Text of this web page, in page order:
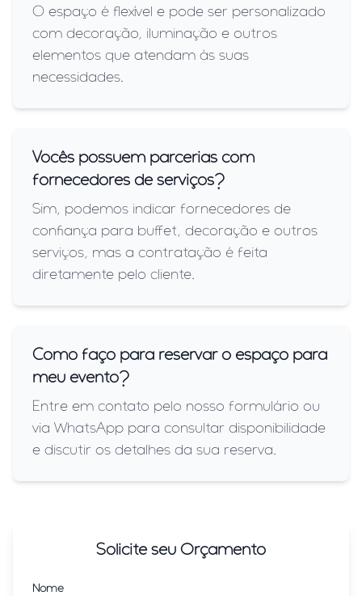
O espaço é flexível e pode ser personalizado
com decoração, iluminação e outros
elementos que atendam às suas
necessidades.
Vocês possuem parcerias com
fornecedores de serviços?
Sim, podemos indicar fornecedores de
confiança para buffet, decoração e outros
serviços, mas a contratação é feita
diretamente pelo cliente.
Como faço para reservar o espaço para
meu evento?
Entre em contato pelo nosso formulário ou
via WhatsApp para consultar disponibilidade
e discutir os detalhes da sua reserva.
Solicite seu Orçamento
Nome